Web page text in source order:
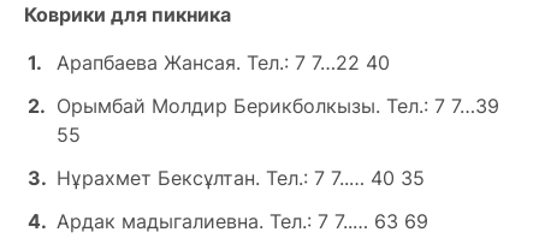
Коврики для пикника
Арапбаева Жансая. Тел.: 7 7…22 40
Орымбай Молдир Берикболкызы. Тел.: 7 7…39
55
Нұрахмет Бексұлтан. Тел.: 7 7..… 40 35
Ардак мадыгалиевна. Тел.: 7 7..… 63 69